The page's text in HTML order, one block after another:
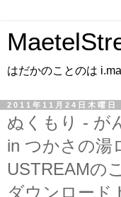
はだかのことのは
2011年11月24日木曜日
ぬくもり - が
in つかさの湯
USTREAMの
ダウンロード